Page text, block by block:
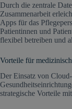
Durch die zentrale
Zusammenarbeit
Apps für das
Patientinnen und
flexibel betreiben und
Vorteile für
Der Einsatz von
strategische Vorteile